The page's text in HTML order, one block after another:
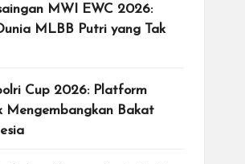
MWI EWC 2026:
MLBB Putri yang Tak
Cup 2026: Platform
Mengembangkan Bakat